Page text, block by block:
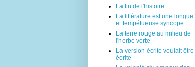
La fin de l'histoire
La littérature est une longue
et tempétueuse syncope
La terre rouge au milieu de
l'herbe verte
La version écrite voulait être
écrite